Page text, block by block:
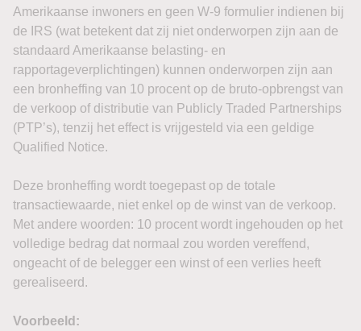
Amerikaanse inwoners en geen W-9 formulier indienen bij
de IRS (wat betekent dat zij niet onderworpen zijn aan de
standaard Amerikaanse belasting- en
rapportageverplichtingen) kunnen onderworpen zijn aan
een bronheffing van 10 procent op de bruto-opbrengst van
de verkoop of distributie van Publicly Traded Partnerships
(PTP’s), tenzij het effect is vrijgesteld via een geldige
Qualified Notice.
Deze bronheffing wordt toegepast op de totale
transactiewaarde, niet enkel op de winst van de verkoop.
Met andere woorden: 10 procent wordt ingehouden op het
volledige bedrag dat normaal zou worden vereffend,
ongeacht of de belegger een winst of een verlies heeft
gerealiseerd.
Voorbeeld: